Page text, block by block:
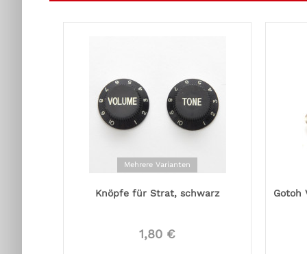
Mehrere Varianten
Knöpfe für Strat, schwarz
1,80 €
Gotoh